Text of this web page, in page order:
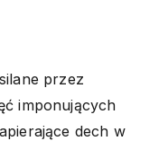
przez
imponujących
dech w